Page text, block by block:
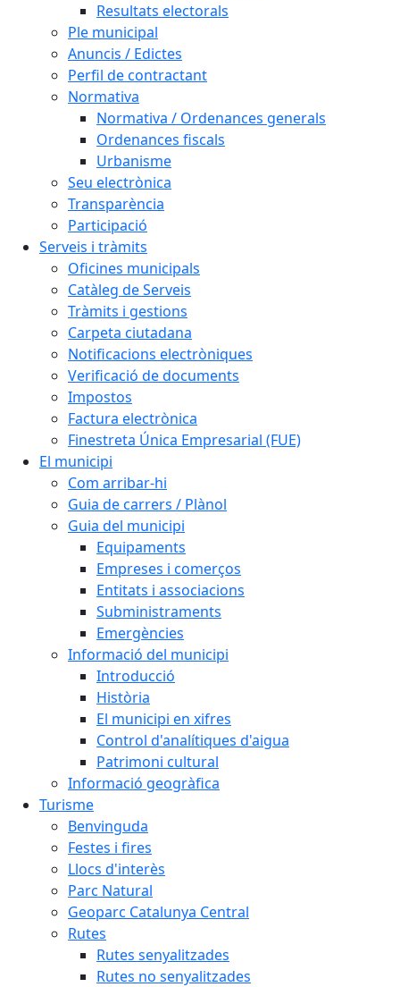
Resultats electorals
Ple municipal
Anuncis / Edictes
Perfil de contractant
Normativa
Normativa / Ordenances generals
Ordenances fiscals
Urbanisme
Seu electrònica
Transparència
Participació
Serveis i tràmits
Oficines municipals
Catàleg de Serveis
Tràmits i gestions
Carpeta ciutadana
Notificacions electròniques
Verificació de documents
Impostos
Factura electrònica
Finestreta Única Empresarial (FUE)
El municipi
Com arribar-hi
Guia de carrers / Plànol
Guia del municipi
Equipaments
Empreses i comerços
Entitats i associacions
Subministraments
Emergències
Informació del municipi
Introducció
Història
El municipi en xifres
Control d'analítiques d'aigua
Patrimoni cultural
Informació geogràfica
Turisme
Benvinguda
Festes i fires
Llocs d'interès
Parc Natural
Geoparc Catalunya Central
Rutes
Rutes senyalitzades
Rutes no senyalitzades